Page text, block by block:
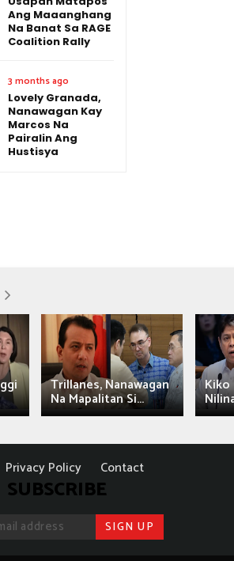
Ang Maaanghang
Na Banat Sa RAGE
Coalition Rally
3 months ago
Lovely Granada,
Nanawagan Kay
Marcos Na
Pairalin Ang
Hustisya
Trillanes, Nanawagan
Na Mapalitan Si...
Kiko
Privacy Policy Contact
SUBSCRIBE